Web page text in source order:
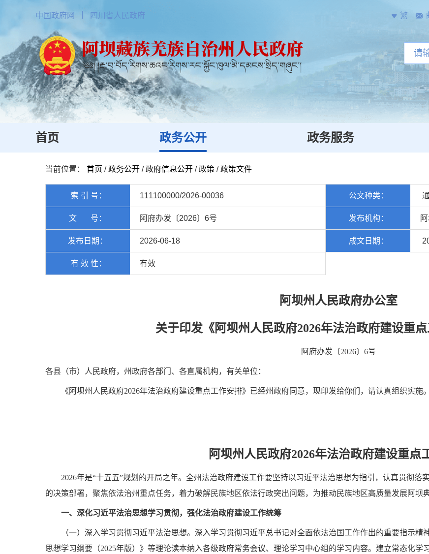
中国政府网 四川省人民政府 繁
首页 政务公开 政务服务
当前位置： 首页 /政务公开 /政府信息公开 /政策 /政策文件
索 引 号： 111100000/2026-00036 公文种类：
文 号： 阿府办发〔2026〕6号 发布机构：
发布日期： 2026-06-18 成文日期：
有 效 性： 有效
阿坝州人民政府办公室
关于印发《阿坝州人民政府2026年法治政府建设重
阿府办发〔2026〕6号
各县（市）人民政府，州政府各部门、各直属机构，有关单位：
《阿坝州人民政府2026年法治政府建设重点工作安排》已经州政府同意，现印发给你们，请认真组织实施。
阿坝州人民政府2026年法治政府建设重点
2026年是“十五五”规划的开局之年。全州法治政府建设工作要坚持以习近平法治思想为指引，认真贯彻
的决策部署，聚焦依法治州重点任务，着力破解民族地区依法行政突出问题，为推动民族地区高质量发展阿坝
一、深化习近平法治思想学习贯彻，强化法治政府建设工作统筹
（一）深入学习贯彻习近平法治思想。 深入学习贯彻习近平总书记对全面依法治国工作作出的重要指示精
思想学习纲要（2025年版）》等理论读本纳入各级政府常务会议、理论学习中心组的学习内容。建立常态化